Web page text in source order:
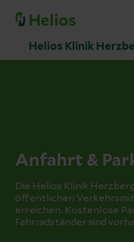
Helios Klinik
Anfahrt &
Die Helios Klinik
öffentlichen
erreichen. Kostenlose
Fahrradständer sind